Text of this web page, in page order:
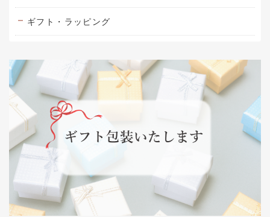
ギフト・ラッピング